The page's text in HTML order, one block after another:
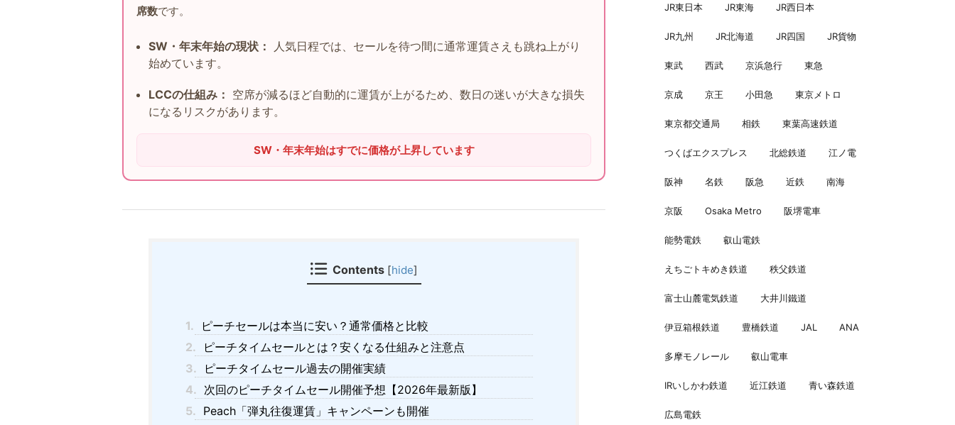
席数です。
SW・年末年始の現状：
人気日程では、セールを待つ間に通常運賃さえも跳ね上がり
始めています。
LCCの仕組み： 空席が減るほど自動的に運賃が上がるため、数日の迷いが大きな損失
になるリスクがあります。
SW・年末年始はすでに価格が上昇しています
Contents [hide]
1.
ピーチセールは本当に安い？通常価格と比較
2.
ピーチタイムセールとは？安くなる仕組みと注意点
3.
ピーチタイムセール過去の開催実績
4. 次回のピーチタイムセール開催予想【2026年最新版】
5. Peach「弾丸往復運賃」キャンペーンも開催
JR東日本 JR東海 JR西日本
JR九州 JR北海道 JR四国 JR貨物
東武 西武 京浜急行 東急
京成 京王 小田急 東京メトロ
東京都交通局 相鉄 東葉高速鉄道
つくばエクスプレス 北総鉄道 江ノ電
阪神 名鉄 阪急 近鉄 南海
京阪 Osaka Metro 阪堺電車
能勢電鉄 叡山電鉄
えちごトキめき鉄道 秩父鉄道
富士山麓電気鉄道 大井川鐵道
伊豆箱根鉄道 豊橋鉄道 JAL ANA
多摩モノレール 叡山電車
IRいしかわ鉄道 近江鉄道 青い森鉄道
広島電鉄